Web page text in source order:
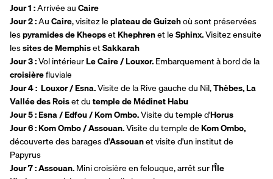
Jour 1 : Arrivée au Caire
Jour 2 : Au Caire, visitez le plateau de Guizeh où sont préservées
les pyramides de Kheops et Khephren et le Sphinx. Visitez ensuite
les sites de Memphis et Sakkarah
Jour 3 : Vol intérieur Le Caire / Louxor.
croisière fluviale
Jour 4 :  Louxor / Esna. Visite de la Rive gauche du Nil, Thèbes, La
Vallée des Rois et du temple de Médinet Habu
Jour 5 : Esna / Edfou / Kom Ombo. Visite du temple d'Horus
Jour 6 : Kom Ombo / Assouan. Visite du temple de
découverte des barages d'Assouan et visite d'un institut de
Papyrus
Jour 7 : Assouan. Mini croisière en felouque, arrêt sur l'Île